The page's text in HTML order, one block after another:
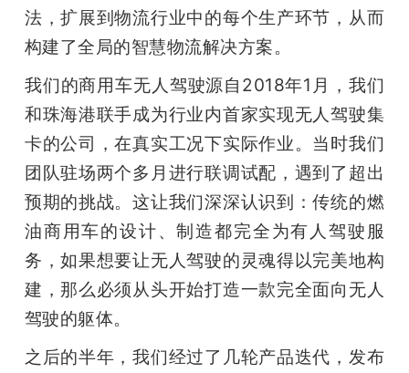
法，扩展到物流行业中的每个生产环节，从而
构建了全局的智慧物流解决方案。
我们的商用车无人驾驶源自2018年1月，我们
和珠海港联手成为行业内首家实现无人驾驶集
卡的公司，在真实工况下实际作业。当时我们
团队驻场两个多月进行联调试配，遇到了超出
预期的挑战。这让我们深深认识到：传统的燃
油商用车的设计、制造都完全为有人驾驶服
务，如果想要让无人驾驶的灵魂得以完美地构
建，那么必须从头开始打造一款完全面向无人
驾驶的躯体。
之后的半年，我们经过了几轮产品迭代，发布